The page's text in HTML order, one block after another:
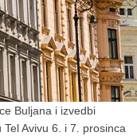
Buljana i izvedbi
Avivu 6. i 7. prosinca